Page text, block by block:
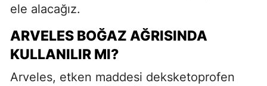
ele alacağız.
ARVELES BOĞAZ AĞRISINDA
KULLANILIR MI?
Arveles, etken maddesi deksketoprofen